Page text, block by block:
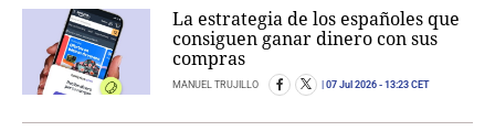
La estrategia de los españoles que
consiguen ganar dinero con sus
compras
MANUEL TRUJILLO 07 Jul 2026 - 13:23 CET